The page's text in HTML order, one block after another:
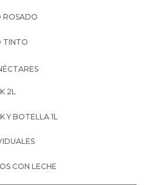
ROSADO
TINTO
2L
Y BOTELLA 1L
CON LECHE